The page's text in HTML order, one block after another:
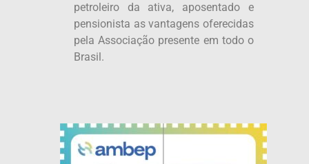
petroleiro da ativa, aposentado e
pensionista as vantagens oferecidas
pela Associação presente em todo o
Brasil.